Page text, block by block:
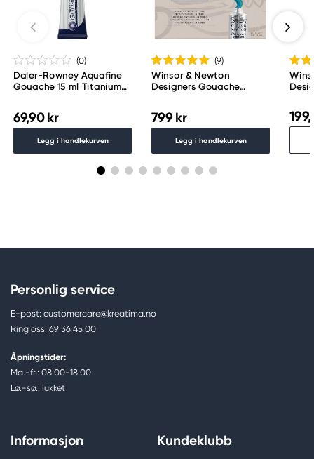
(0)
Daler-Rowney Aquafine
Gouache 15 ml Titanium
69,90 kr
Legg i handlekurven
(9)
Winsor & Newton
Designers Gouache
799 kr
Legg i handlekurven
Personlig service
E-post: customercare@kreatima.no
Ring oss: 69 36 45 00
Åpningstider:
Ma.-fr.: 08.00-18.00
Lø.-sø.: lukket
Informasjon Kundeklubb